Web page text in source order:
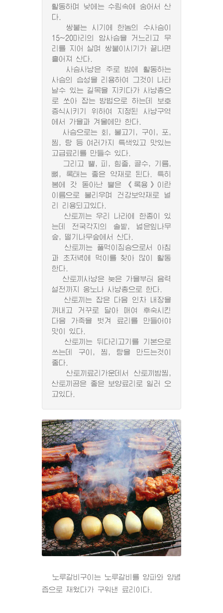
활동하며 낮에는 수림속에 숨어서 산
다.
쌍붙는 시기에 한놈의 수사슴이
15~20마리의 암사슴을 거느리고 무
리를 지어 살며 쌍붙이시기가 끝나면
흩어져 산다.
사슴사냥은 주로 밤에 활동하는
사슴의 습성을 리용하여 그것이 나타
날수 있는 길목을 지키다가 사냥총으
로 쏘아 잡는 방법으로 하는데 보호
증식시키기 위하여 지정된 사냥구역
에서 가을과 겨울에만 한다.
사슴으로는 회, 불고기, 구이, 포,
찜, 탕 등 여러가지 특색있고 맛있는
고급료리를 만들수 있다.
그리고 뿔, 피, 힘줄, 골수, 기름,
뼈, 록태는 좋은 약재로 된다. 특히
봄에 갓 돋아난 뿔은 《록용》이란
이름으로 불리우며 건강보약재로 널
리 리용되고있다.
산토끼는 우리 나라에 한종이 있
는데 전국각지의 솔밭, 넓은잎나무
숲, 떨기나무숲에서 산다.
산토끼는 풀먹이짐승으로서 아침
과 초저녁에 먹이를 찾아 많이 활동
한다.
산토끼사냥은 늦은 가을부터 음력
설전까지 옹노나 사냥총으로 한다.
산토끼는 잡은 다음 인차 내장을
꺼내고 거꾸로 달아 매여 후숙시킨
다음 가죽을 벗겨 료리를 만들어야
맛이 있다.
산토끼는 뒤다리고기를 기본으로
쓰는데 구이, 찜, 탕을 만드는것이
좋다.
산토끼료리가운데서 산토끼밤찜,
산토끼곰은 좋은 보양료리로 일러 오
고있다.
노루갈비구이는 노루갈비를 양파와 양념
즙으로 재웠다가 구워낸 료리이다.